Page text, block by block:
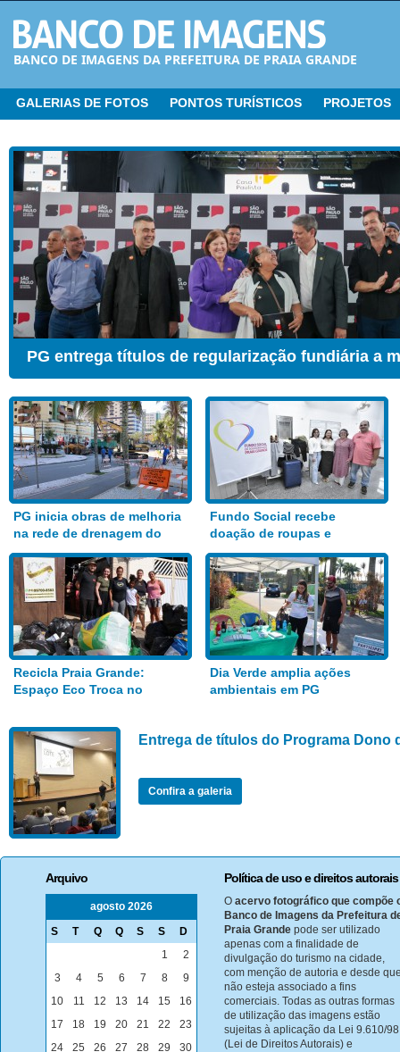
BANCO DE IMAGENS DA PREFEITURA DE PRAIA GRANDE
GALERIAS DE FOTOS PONTOS TURÍSTICOS PROJETOS
CER ganha Sala de Estimulação Sensorial
PG inicia obras de melhoria
na rede de drenagem do
Bairro Aviação
Fundo Social recebe
doação de roupas e
alimentos
Recicla Praia Grande:
Espaço Eco Troca no
Dia Verde amplia ações
ambientais em PG
Entrega de títulos do Programa Dono
Confira a galeria
Arquivo
agosto 2026
S
T Q Q S S D
1
2
3
4 5 6 7 8
9
10
11 12 13 14 15
16
17
18 19 20 21 22
23
24
25 26 27 28 29
30
Política de uso e direitos autorais
O acervo fotográfico que compõe
Banco de Imagens da Prefeitura
Praia Grande pode ser utilizado
apenas com a finalidade de
divulgação do turismo na cidade,
com menção de autoria e desde
não esteja associado a fins
comerciais. Todas as outras formas
de utilização das imagens estão
sujeitas à aplicação da Lei 9.610/98
(Lei de Direitos Autorais) e